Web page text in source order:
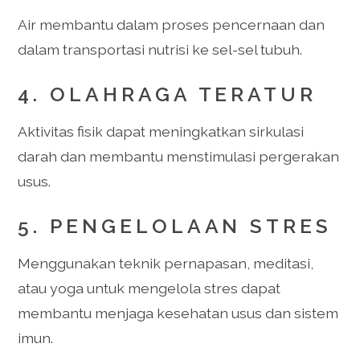
Air membantu dalam proses pencernaan dan
dalam transportasi nutrisi ke sel-sel tubuh.
4. OLAHRAGA TERATUR
Aktivitas fisik dapat meningkatkan sirkulasi
darah dan membantu menstimulasi pergerakan
usus.
5. PENGELOLAAN STRES
Menggunakan teknik pernapasan, meditasi,
atau yoga untuk mengelola stres dapat
membantu menjaga kesehatan usus dan sistem
imun.